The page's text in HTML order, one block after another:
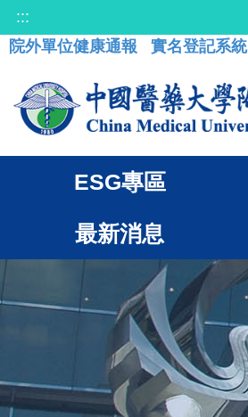
:::
院外單位健康通報
實名登記系統
ESG專區
最新消息